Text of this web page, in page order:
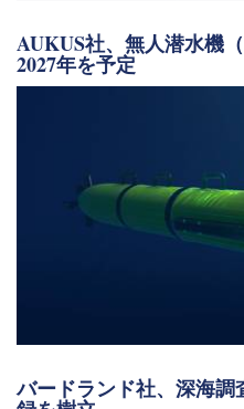
AUKUS社、無人潜水機
2027年を予定
バードランド社、深海